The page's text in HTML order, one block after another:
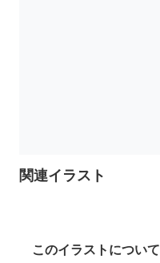
関連イラスト
このイラストについて